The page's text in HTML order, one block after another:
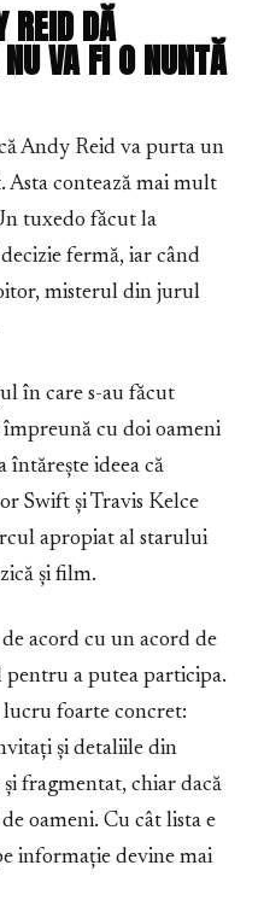
REID DĂ
VA FI O NUNTĂ
Andy Reid va purta un
Asta contează mai mult
tuxedo făcut la
fermă, iar când
misterul din jurul
în care s-au făcut
cu doi oameni
întărește ideea că
Swift și Travis Kelce
apropiat al starului
și film.
acord cu un acord de
a putea participa.
lucru foarte concret:
și detaliile din
fragmentat, chiar dacă
oameni. Cu cât lista e
informație devine mai